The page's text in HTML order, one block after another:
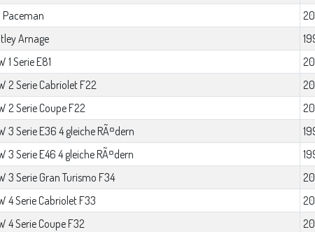
Paceman
Arnage
1 Serie E81
2 Serie Cabriolet F22
2 Serie Coupe F22
3 Serie E36 4 gleiche RÃ¤dern
3 Serie E46 4 gleiche RÃ¤dern
3 Serie Gran Turismo F34
4 Serie Cabriolet F33
4 Serie Coupe F32